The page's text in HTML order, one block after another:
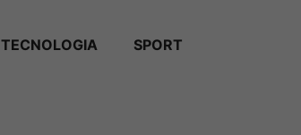
TECNOLOGIA SPORT